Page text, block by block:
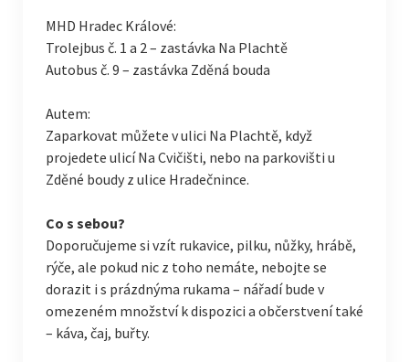
MHD Hradec Králové:
Trolejbus č. 1 a 2 – zastávka Na Plachtě
Autobus č. 9 – zastávka Zděná bouda
Autem:
Zaparkovat můžete v ulici Na Plachtě, když
projedete ulicí Na Cvičišti, nebo na parkovišti u
Zděné boudy z ulice Hradečnince.
Co s sebou?
Doporučujeme si vzít rukavice, pilku, nůžky, hrábě,
rýče, ale pokud nic z toho nemáte, nebojte se
dorazit i s prázdnýma rukama – nářadí bude v
omezeném množství k dispozici a občerstvení také
– káva, čaj, buřty.